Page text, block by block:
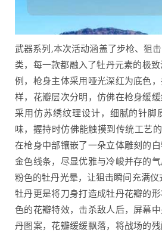
武器系列,本次活动涵盖了步枪、狙
类，每一款都融入了牡丹元素的极
例，枪身主体采用哑光深红为底色
样，花瓣层次分明，仿佛在枪身缓
采用仿苏绣纹理设计，细腻的针脚
味，握持时仿佛能触摸到传统工艺
在枪身中部镶嵌了一朵立体雕刻的
金色线条，尽显优雅与冷峻并存的
粉色的牡丹光晕，让狙击瞬间充满
牡丹更是将刀身打造成牡丹花瓣的
色的花瓣特效，击杀敌人后，屏幕
丹图案，花瓣缓缓飘落，将战场的